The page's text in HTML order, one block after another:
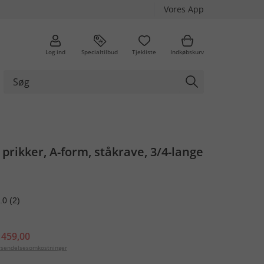
Vores App
Log ind Specialtilbud Tjekliste Indkøbskurv
A-form, ståkrave, 3/4-lange
(2)